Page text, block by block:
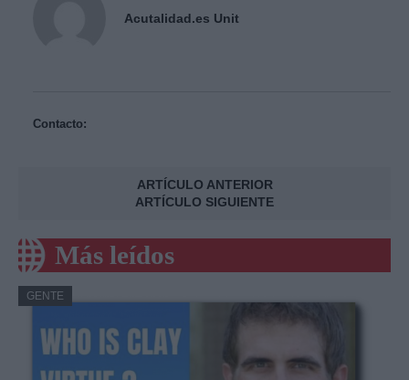
Acutalidad.es Unit
Contacto:
ARTÍCULO ANTERIOR
ARTÍCULO SIGUIENTE
Más leídos
GENTE